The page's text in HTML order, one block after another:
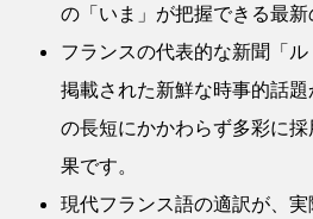
の「いま」が把握できる最新
フランスの代表的な新聞「
掲載された新鮮な時事的話
の長短にかかわらず多彩に
果です。
現代フランス語の適訳が、